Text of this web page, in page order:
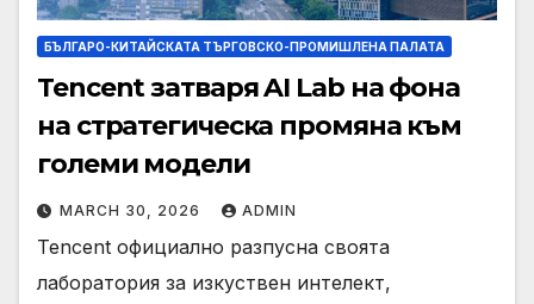
БЪЛГАРО-КИТАЙСКАТА ТЪРГОВСКО-ПРОМИШЛЕНА ПАЛАТА
Tencent затваря AI Lab на фона
на стратегическа промяна към
големи модели
MARCH 30, 2026 ADMIN
Tencent официално разпусна своята
лаборатория за изкуствен интелект,